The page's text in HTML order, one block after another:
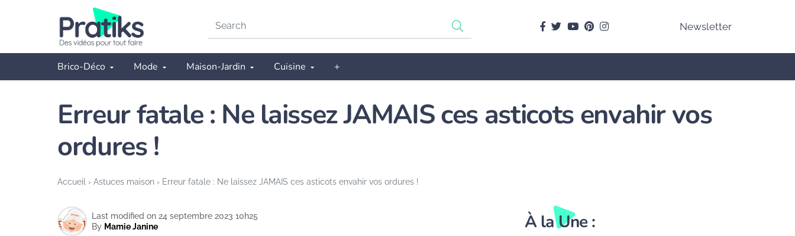
Search
facebook
Twitteryoutubepinterest
instagram Newsletter
Brico-Déco Mode Maison-Jardin Cuisine +
Accueil › Astuces maison › Erreur fatale : Ne laissez JAMAIS ces asticots envahir vos ordures !
Erreur fatale : Ne laissez JAMAIS ces asticots envahir vos
ordures !
By Mamie Janine
Last modified on 24 septembre 2023 10h25 À la Une :